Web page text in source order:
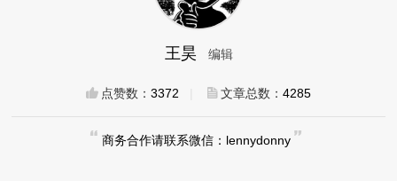
王昊 编辑
点赞数： 3372 文章总数： 4285
商务合作请联系微信：lennydonny